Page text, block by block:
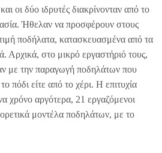
οι δύο ιδρυτές διακρίνονταν από το
Ήθελαν να προσφέρουν στους
ποδήλατα, κατασκευασμένα από τα
Αρχικά, στο μικρό εργαστήριό τους,
με την παραγωγή ποδηλάτων που
πόδι είτε από το χέρι. Η επιτυχία
χρόνο αργότερα, 21 εργαζόμενοι
μοντέλα ποδηλάτων, με το